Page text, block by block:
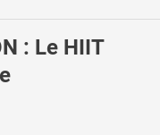
: Le HIIT